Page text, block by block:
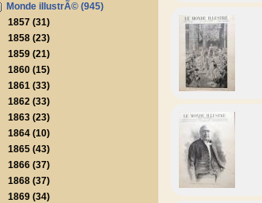
Monde illustrÃ© (945)
1857 (31)
1858 (23)
1859 (21)
1860 (15)
1861 (33)
1862 (33)
1863 (23)
1864 (10)
1865 (43)
1866 (37)
1868 (37)
1869 (34)